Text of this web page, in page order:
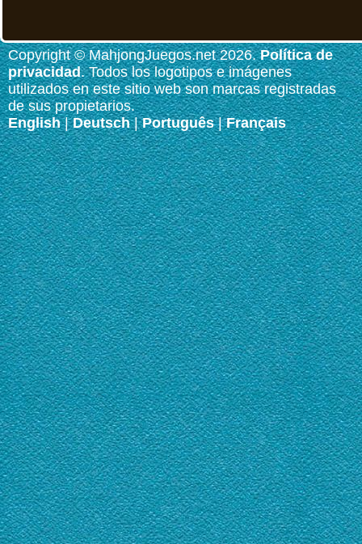
Copyright © MahjongJuegos.net 2026.Política de
privacidad. Todos los logotipos e imágenes
utilizados en este sitio web son marcas registradas
de sus propietarios.
English|Deutsch|Português|Français